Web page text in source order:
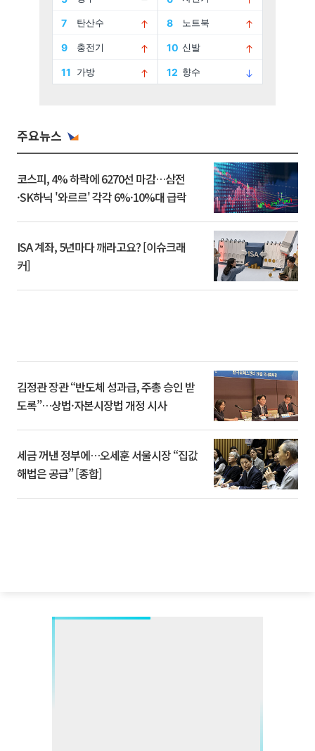
주요뉴스
코스피, 4% 하락에 6270선 마감…삼전
·SK하닉 '와르르' 각각 6%·10%대 급락
ISA 계좌, 5년마다 깨라고요? [이슈크래
커]
김정관 장관 “반도체 성과급, 주총 승인 받
도록”…상법·자본시장법 개정 시사
세금 꺼낸 정부에…오세훈 서울시장 “집값
해법은 공급” [종합]